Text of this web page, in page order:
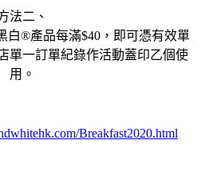
法二、
白®產品每滿$40，即可憑有效單
單一訂單紀錄作活動蓋印乙個使
用。
Breakfast2020.html